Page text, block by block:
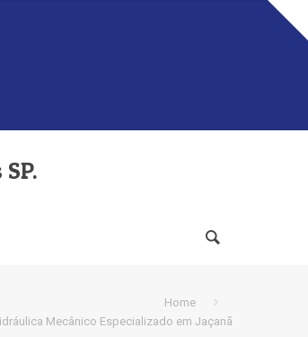
Home
Mecânico Especializado em Jaçanã